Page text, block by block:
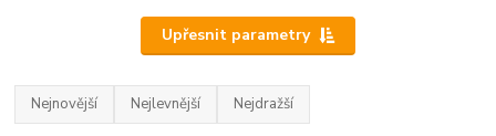
Upřesnit parametry
Nejnovější Nejlevnější Nejdražší